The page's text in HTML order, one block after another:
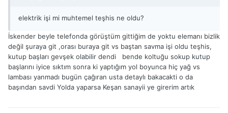
elektrik işi mi muhtemel teşhis ne oldu?
İskender beyle telefonda görüştüm gittiğim de yoktu elemanı bizlik
değil şuraya git ,orası buraya git vs baştan savma işi oldu teşhis,
kutup başları gevşek olabilir dendi bende koltuğu sokup kutup
başlarını iyice sıktım sonra ki yaptığım yol boyunca hiç yağ vs
lambası yanmadı bugün çağıran usta detaylı bakacakti o da
başından savdi Yolda yaparsa Keşan sanayii ye girerim artık